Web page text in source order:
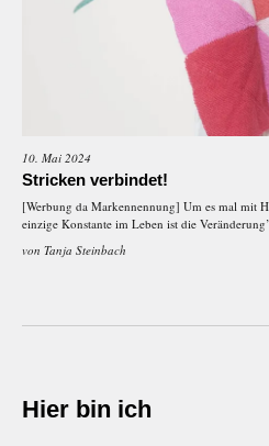
10. Mai 2024
Stricken verbindet!
[Werbung da Markennennung] Um es mal mit
einzige Konstante im Leben ist die
von Tanja Steinbach
Hier bin ich